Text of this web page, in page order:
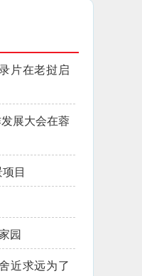
片在老挝启
展大会在蓉
目
园
近求远为了